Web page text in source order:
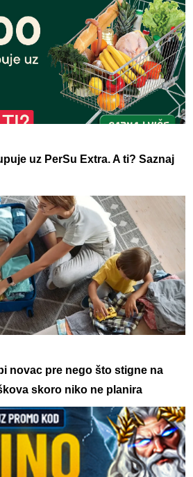
uz PerSu Extra. A ti? Saznaj
novac pre nego što stigne na
skoro niko ne planira